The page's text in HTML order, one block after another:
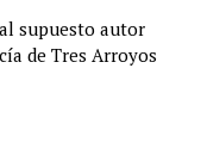
supuesto autor
de Tres Arroyos